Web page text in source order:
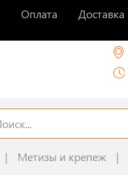
Оплата Доставка
Метизы и крепеж